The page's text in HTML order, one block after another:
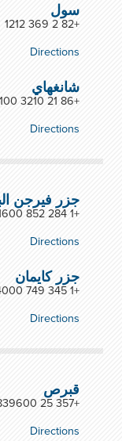
سول
+82 2 369 1212
Directions
شانغهاي
+86 21 3210 2100
Directions
جزر فيرجن
+1 284 852 1600
Directions
جزر كايمان
+1 345 749 4000
Directions
قبرص
+357 25 839600
Directions